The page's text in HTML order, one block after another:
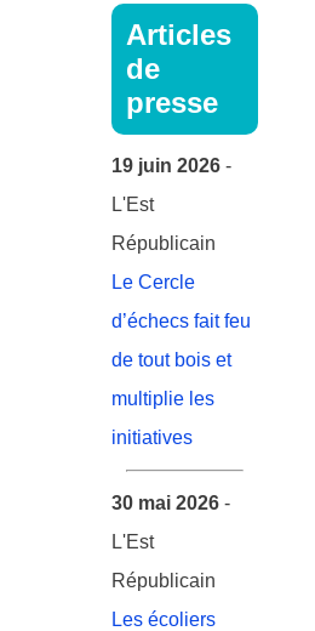
Articles
de
presse
19 juin 2026 -
L'Est
Républicain
Le Cercle
d’échecs fait feu
de tout bois et
multiplie les
initiatives
30 mai 2026 -
L'Est
Républicain
Les écoliers